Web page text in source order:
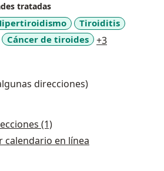
más fiable para la
palpación por el médico,
oncológico.
tiroides. Nos ceñimos a altos
la más actual evidencia científica
médicos. Nuestra prioridad
tratadas
Tiroiditis
Cáncer de tiroides +3
direcciones)
(1)
calendario en línea